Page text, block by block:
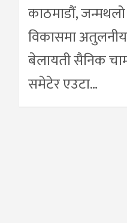
काठमाडौं,
विकासमा अतुलनीय
बेलायती सैनिक
समेटेर एउटा…